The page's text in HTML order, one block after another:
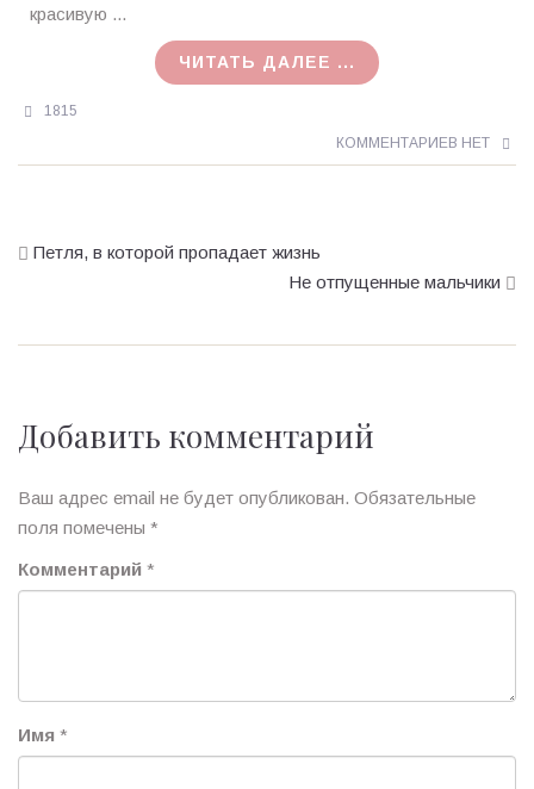
07.01.2018
красивую ...
ЧИТАТЬ ДАЛЕЕ ...
1815
КОММЕНТАРИЕВ НЕТ
Петля, в которой пропадает жизнь
Не отпущенные мальчики
Добавить комментарий
Ваш адрес email не будет опубликован. Обязательные
поля помечены *
Комментарий *
Имя *